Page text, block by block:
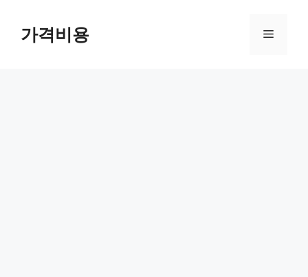
가격비용 메